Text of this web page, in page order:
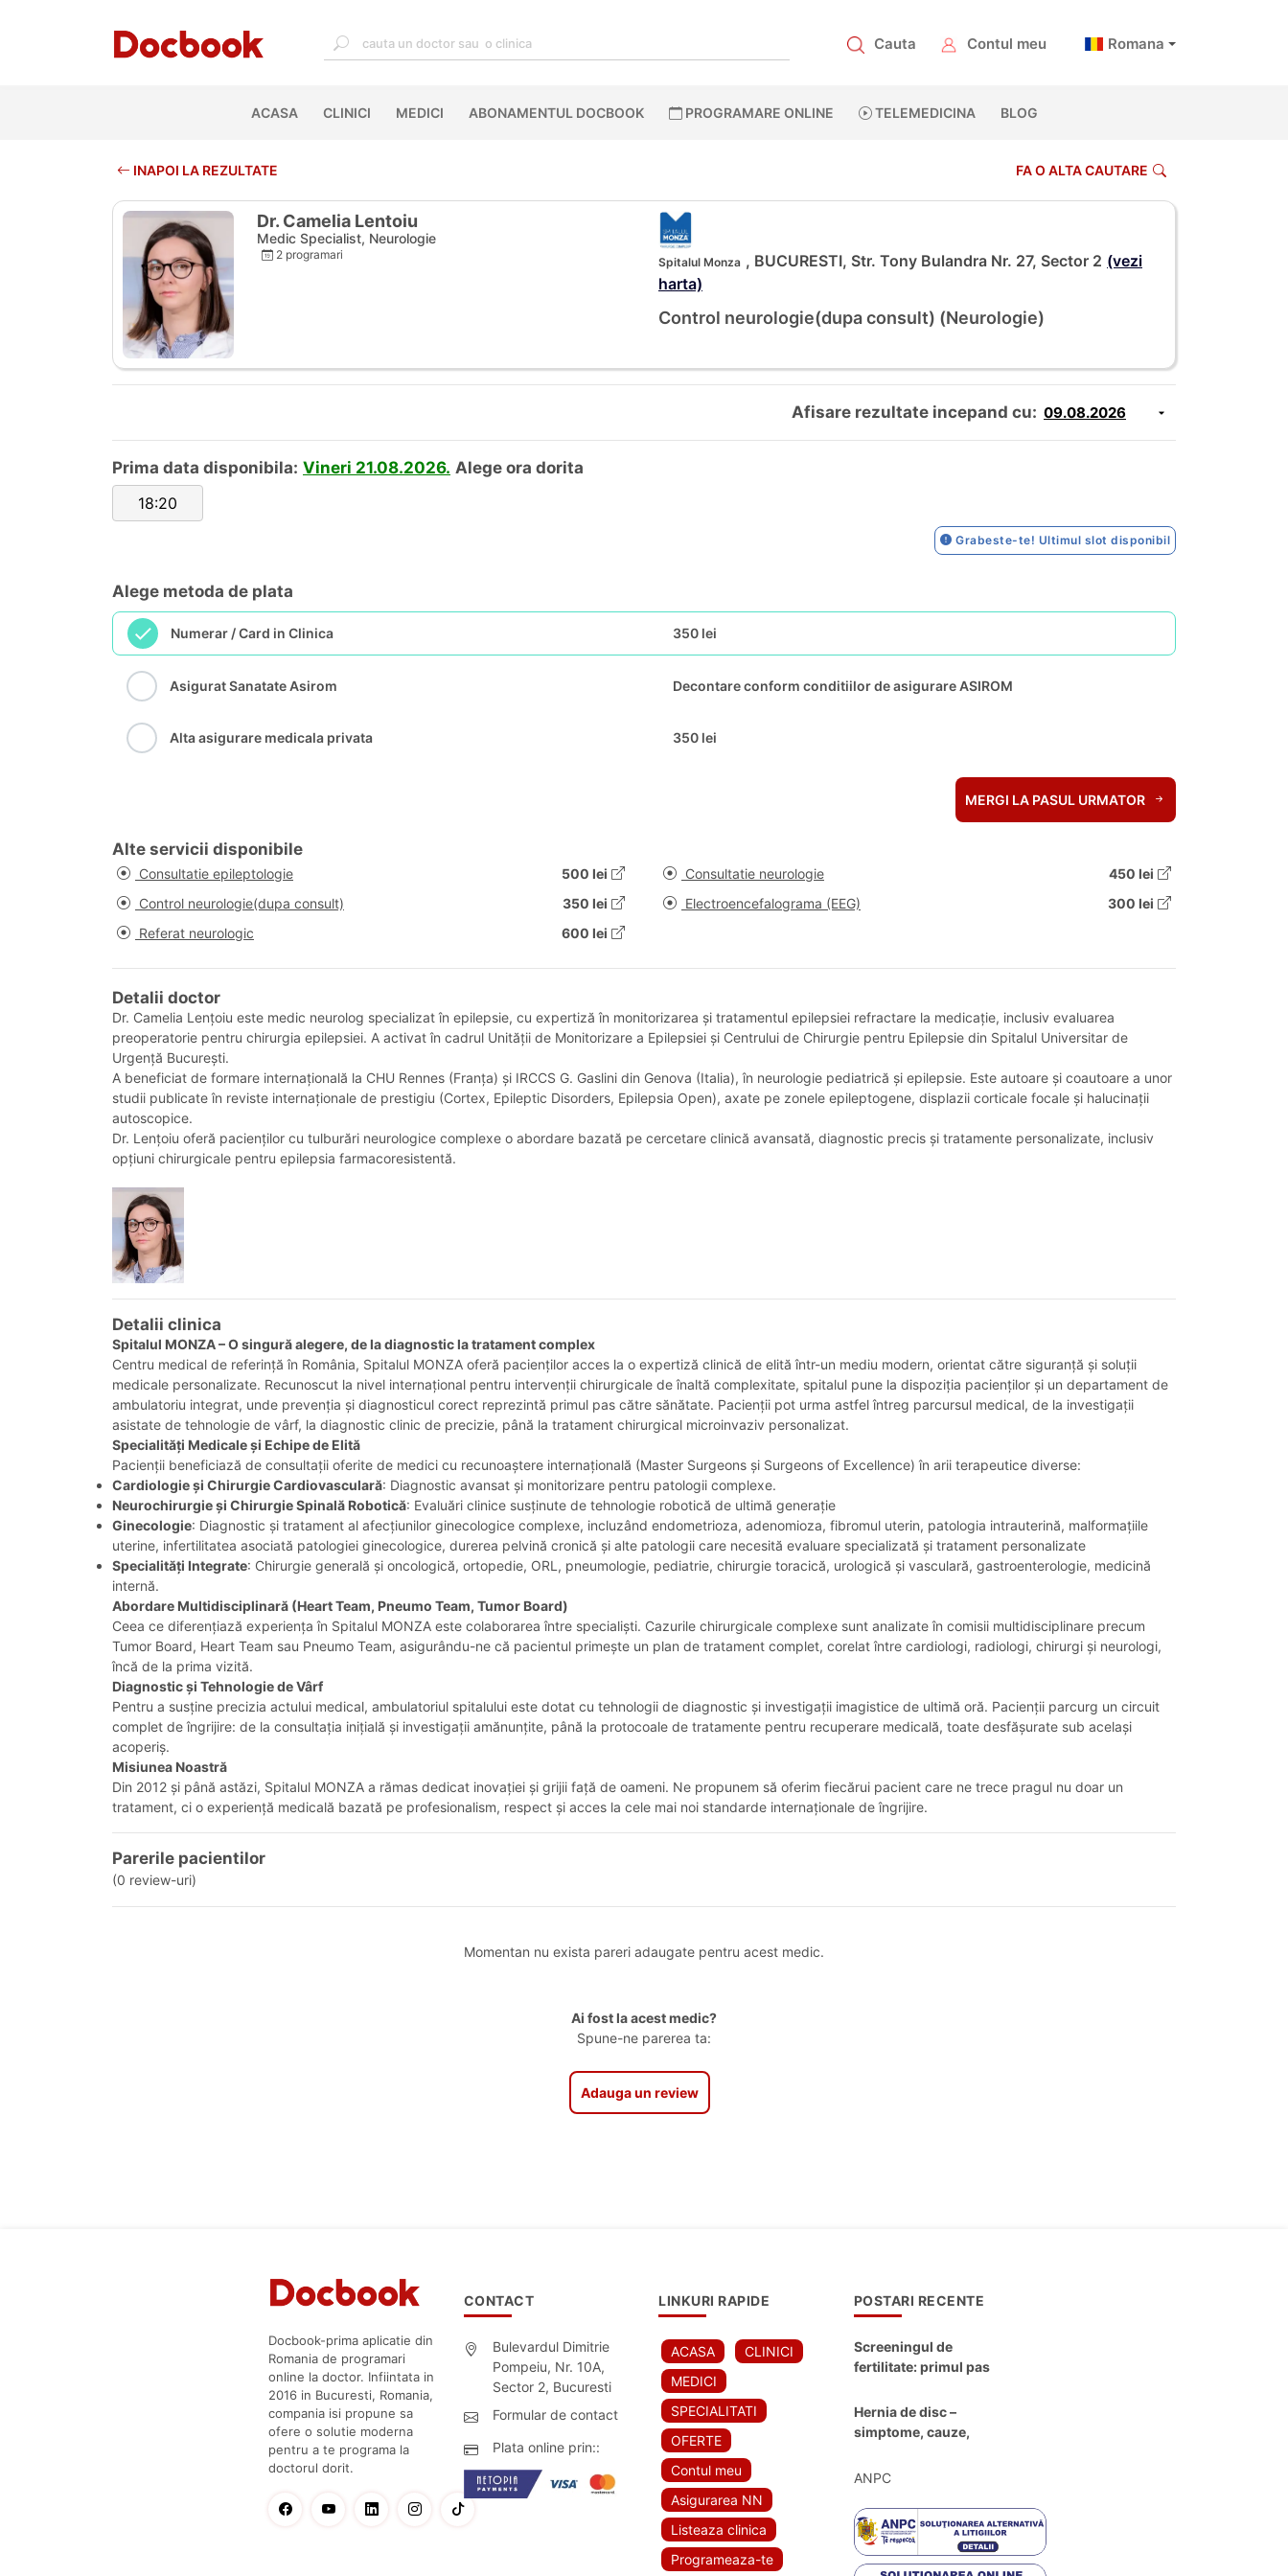
Cauta Contul meu Romana
ACASA(CURRENT)
CLINICI MEDICI ABONAMENTUL DOCBOOK PROGRAMARE ONLINE TELEMEDICINA BLOG
INAPOI LA REZULTATE FA O ALTA CAUTARE
Dr. Camelia Lentoiu
Medic Specialist, Neurologie
2 programari
Spitalul Monza , BUCURESTI, Str. Tony Bulandra Nr. 27, Sector 2 (vezi
harta)
Control neurologie(dupa consult) (Neurologie)
Afisare rezultate incepand cu:
Prima data disponibila: Vineri 21.08.2026. Alege ora dorita
18:20
Grabeste-te! Ultimul slot disponibil
Alege metoda de plata
Numerar / Card in Clinica 350 lei
Asigurat Sanatate Asirom Decontare conform conditiilor de asigurare ASIROM
Alta asigurare medicala privata 350 lei
MERGI LA PASUL URMATOR
Alte servicii disponibile
Consultatie epileptologie 500 lei Consultatie neurologie
450 lei
Control neurologie(dupa consult)
350 lei Electroencefalograma (EEG)
300 lei
Referat neurologic
600 lei
Detalii doctor
Dr. Camelia Lențoiu este medic neurolog specializat în epilepsie, cu expertiză în monitorizarea și tratamentul epilepsiei refractare la medicație, inclusiv evaluarea
preoperatorie pentru chirurgia epilepsiei. A activat în cadrul Unității de Monitorizare a Epilepsiei și Centrului de Chirurgie pentru Epilepsie din Spitalul Universitar de
Urgență București.
A beneficiat de formare internațională la CHU Rennes (Franța) și IRCCS G. Gaslini din Genova (Italia), în neurologie pediatrică și epilepsie. Este autoare și coautoare a unor
studii publicate în reviste internaționale de prestigiu (Cortex, Epileptic Disorders, Epilepsia Open), axate pe zonele epileptogene, displazii corticale focale și halucinații
autoscopice.
Dr. Lențoiu oferă pacienților cu tulburări neurologice complexe o abordare bazată pe cercetare clinică avansată, diagnostic precis și tratamente personalizate, inclusiv
opțiuni chirurgicale pentru epilepsia farmacoresistentă.
Detalii clinica
Spitalul MONZA – O singură alegere, de la diagnostic la tratament complex
Centru medical de referință în România, Spitalul MONZA oferă pacienților acces la o expertiză clinică de elită într-un mediu modern, orientat către siguranță și soluții
medicale personalizate. Recunoscut la nivel internațional pentru intervenții chirurgicale de înaltă complexitate, spitalul pune la dispoziția pacienților și un departament de
ambulatoriu integrat, unde prevenția și diagnosticul corect reprezintă primul pas către sănătate. Pacienții pot urma astfel întreg parcursul medical, de la investigații
asistate de tehnologie de vârf, la diagnostic clinic de precizie, până la tratament chirurgical microinvaziv personalizat.
Specialități Medicale și Echipe de Elită
Pacienții beneficiază de consultații oferite de medici cu recunoaștere internațională (Master Surgeons și Surgeons of Excellence) în arii terapeutice diverse:
Cardiologie și Chirurgie Cardiovasculară: Diagnostic avansat și monitorizare pentru patologii complexe.
Neurochirurgie și Chirurgie Spinală Robotică: Evaluări clinice susținute de tehnologie robotică de ultimă generație
Ginecologie: Diagnostic și tratament al afecțiunilor ginecologice complexe, incluzând endometrioza, adenomioza, fibromul uterin, patologia intrauterină, malformațiile
uterine, infertilitatea asociată patologiei ginecologice, durerea pelvină cronică și alte patologii care necesită evaluare specializată și tratament personalizate
Specialități Integrate: Chirurgie generală și oncologică, ortopedie, ORL, pneumologie, pediatrie, chirurgie toracică, urologică și vasculară, gastroenterologie, medicină
internă.
Abordare Multidisciplinară (Heart Team, Pneumo Team, Tumor Board)
Ceea ce diferențiază experiența în Spitalul MONZA este colaborarea între specialiști. Cazurile chirurgicale complexe sunt analizate în comisii multidisciplinare precum
Tumor Board, Heart Team sau Pneumo Team, asigurându-ne că pacientul primește un plan de tratament complet, corelat între cardiologi, radiologi, chirurgi și neurologi,
încă de la prima vizită.
Diagnostic și Tehnologie de Vârf
Pentru a susține precizia actului medical, ambulatoriul spitalului este dotat cu tehnologii de diagnostic și investigații imagistice de ultimă oră. Pacienții parcurg un circuit
complet de îngrijire: de la consultația inițială și investigații amănunțite, până la protocoale de tratamente pentru recuperare medicală, toate desfășurate sub același
acoperiș.
Misiunea Noastră
Din 2012 și până astăzi, Spitalul MONZA a rămas dedicat inovației și grijii față de oameni. Ne propunem să oferim fiecărui pacient care ne trece pragul nu doar un
tratament, ci o experiență medicală bazată pe profesionalism, respect și acces la cele mai noi standarde internaționale de îngrijire.
Parerile pacientilor
(0 review-uri)
Momentan nu exista pareri adaugate pentru acest medic.
Ai fost la acest medic?
Spune-ne parerea ta:
Adauga un review
Docbook-prima aplicatie din
Romania de programari
online la doctor. Infiintata in
2016 in Bucuresti, Romania,
compania isi propune sa
ofere o solutie moderna
pentru a te programa la
doctorul dorit.
CONTACT
Bulevardul Dimitrie
Pompeiu, Nr. 10A,
Sector 2, Bucuresti
Formular de contact
Plata online prin::
LINKURI RAPIDE
ACASA
CLINICI
MEDICI
SPECIALITATI
OFERTE
Contul meu
Asigurarea NN
Listeaza clinica
Programeaza-te
POSTARI RECENTE
Screeningul de
fertilitate: primul pas
Hernia de disc –
simptome, cauze,
moderne de
ANPC